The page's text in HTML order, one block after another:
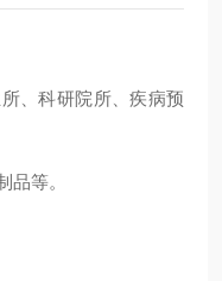
、科研院所、疾病预
品等。